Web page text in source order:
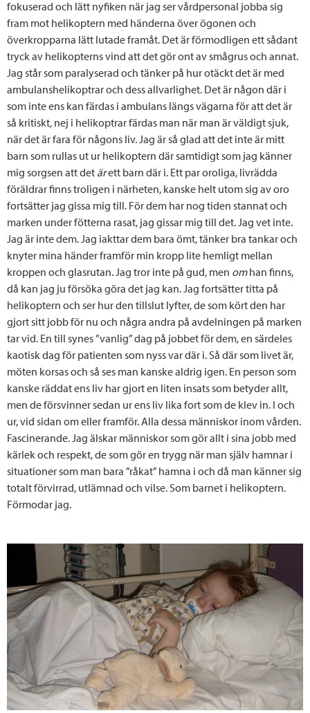
fokuserad och lätt nyfiken när jag ser vårdpersonal jobba sig
fram mot helikoptern med händerna över ögonen och
överkropparna lätt lutade framåt. Det är förmodligen ett sådant
tryck av helikopterns vind att det gör ont av smågrus och annat.
Jag står som paralyserad och tänker på hur otäckt det är med
ambulanshelikoptrar och dess allvarlighet. Det är någon där i
som inte ens kan färdas i ambulans längs vägarna för att det är
så kritiskt, nej i helikoptrar färdas man när man är väldigt sjuk,
när det är fara för någons liv. Jag är så glad att det inte är mitt
barn som rullas ut ur helikoptern där samtidigt som jag känner
mig sorgsen att det ärett barn där i. Ett par oroliga, livrädda
föräldrar finns troligen i närheten, kanske helt utom sig av oro
fortsätter jag gissa mig till. För dem har nog tiden stannat och
marken under fötterna rasat, jag gissar mig till det. Jag vet inte.
Jag är inte dem. Jag iakttar dem bara ömt, tänker bra tankar och
knyter mina händer framför min kropp lite hemligt mellan
kroppen och glasrutan. Jag tror inte på gud, men omhan finns,
då kan jag ju försöka göra det jag kan. Jag fortsätter titta på
helikoptern och ser hur den tillslut lyfter, de som kört den har
gjort sitt jobb för nu och några andra på avdelningen på marken
tar vid. En till synes ”vanlig” dag på jobbet för dem, en särdeles
kaotisk dag för patienten som nyss var där i. Så där som livet är,
möten korsas och så ses man kanske aldrig igen. En person som
kanske räddat ens liv har gjort en liten insats som betyder allt,
men de försvinner sedan ur ens liv lika fort som de klev in. I och
ur, vid sidan om eller framför. Alla dessa människor inom vården.
Fascinerande. Jag älskar människor som gör allt i sina jobb med
kärlek och respekt, de som gör en trygg när man själv hamnar i
situationer som man bara ”råkat” hamna i och då man känner sig
totalt förvirrad, utlämnad och vilse. Som barnet i helikoptern.
Förmodar jag.